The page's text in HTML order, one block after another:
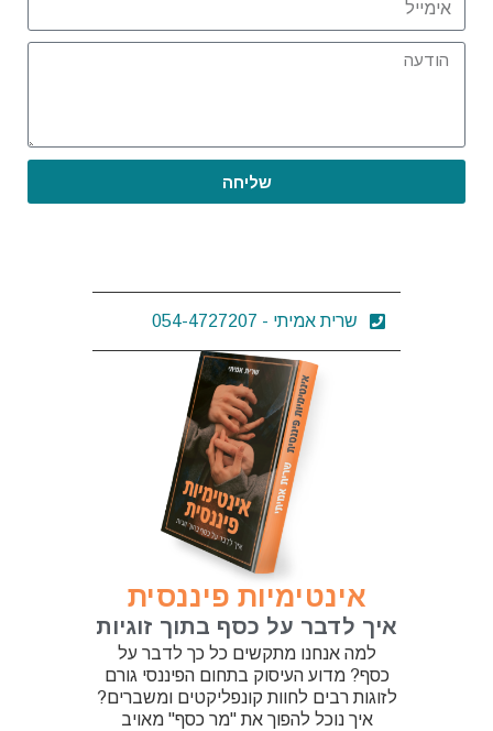
שליחה
שרית אמיתי - 054-4727207
אינטימיות פיננסית
איך לדבר על כסף בתוך זוגיות
למה אנחנו מתקשים כל כך לדבר על
כסף? מדוע העיסוק בתחום הפיננסי גורם
לזוגות רבים לחוות קונפליקטים ומשברים?
איך נוכל להפוך את "מר כסף" מאויב